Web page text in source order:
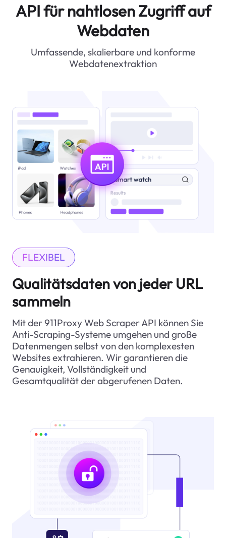
API für nahtlosen Zugriff auf
Webdaten
Umfassende, skalierbare und konforme
Webdatenextraktion
FLEXIBEL
Qualitätsdaten von jeder URL
sammeln
Mit der 911Proxy Web Scraper API können Sie
Anti-Scraping-Systeme umgehen und große
Datenmengen selbst von den komplexesten
Websites extrahieren. Wir garantieren die
Genauigkeit, Vollständigkeit und
Gesamtqualität der abgerufenen Daten.